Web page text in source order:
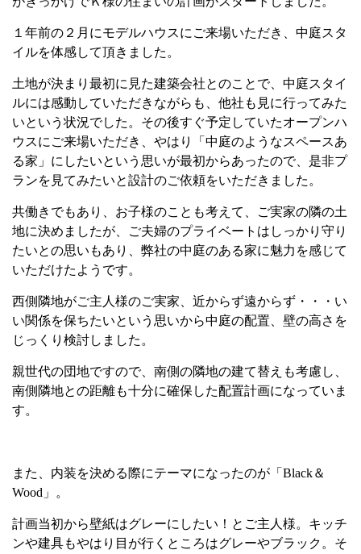
１年前の２月にモデルハウスにご来場いただき、中庭スタ
イルを体感して頂きました。
土地が決まり最初に見た建築会社とのことで、中庭スタイ
ルには感動していただきながらも、他社も見に行ってみた
いという状況でした。 その後すぐ予定していたオープンハ
ウスにご来場いただき、やはり「中庭のようなスペースあ
る家」にしたいという思いが最初からあったので、是非プ
ランを見てみたいと設計のご依頼をいただきました。
共働きでもあり、お子様のことも考えて、ご実家の隣の土
地に決めましたが、ご夫婦のプライベートはしっかり守り
たいとの思いもあり、弊社の中庭のある家に魅力を感じて
いただけたようです。
西側隣地がご主人様のご実家、近からず遠からず・・・い
い関係を保ちたいという思いから中庭の配置、壁の高さを
じっくり検討しました。
親世代の団地ですので、南側の隣地の建て替えも考慮し、
南側隣地との距離も十分に確保した配置計画になっていま
す。
また、内装を決める際にテーマになったのが 「 Black＆
Wood 」。
計画当初から壁紙はグレーにしたい！とご主人様。 キッチ
ンや建具もやはり目が行くところはグレーやブラック。そ